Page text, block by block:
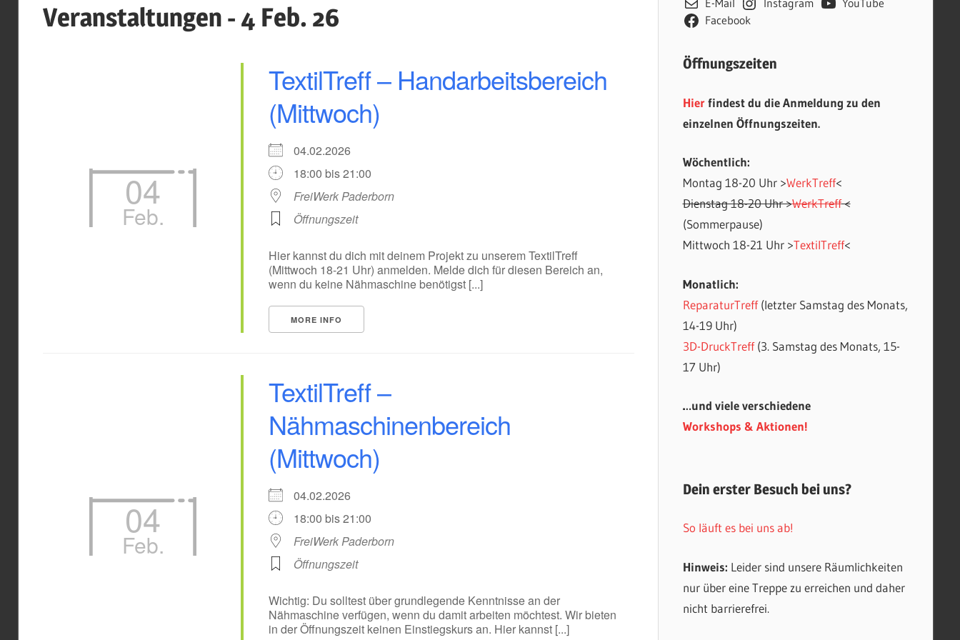
Veranstaltungen - 4 Feb. 26
04
Feb.
TextilTreff – Handarbeitsbereich
(Mittwoch)
04.02.2026
18:00 bis 21:00
FreiWerk Paderborn
Öffnungszeit
Hier kannst du dich mit deinem Projekt zu unserem TextilTreff
(Mittwoch 18-21 Uhr) anmelden. Melde dich für diesen Bereich an,
wenn du keine Nähmaschine benötigst [...]
MORE INFO
04
Feb.
TextilTreff –
Nähmaschinenbereich
(Mittwoch)
04.02.2026
18:00 bis 21:00
FreiWerk Paderborn
Öffnungszeit
Wichtig: Du solltest über grundlegende Kenntnisse an der
Nähmaschine verfügen, wenn du damit arbeiten möchtest. Wir bieten
in der Öffnungszeit keinen Einstiegskurs an. Hier kannst [...]
E-Mail Instagram
YouTube
Facebook
Öffnungszeiten
Hierfindest du die Anmeldung zu den
einzelnen Öffnungszeiten.
Wöchentlich:
Montag 18-20 Uhr >WerkTreff<
Dienstag 18-20 Uhr >WerkTreff<
(Sommerpause)
Mittwoch 18-21 Uhr >TextilTreff<
Monatlich:
ReparaturTreff(letzter Samstag des Monats,
14-19 Uhr)
3D-DruckTreff(3. Samstag des Monats, 15-
17 Uhr)
…und viele verschiedene
Workshops & Aktionen!
Dein erster Besuch bei uns?
So läuft es bei uns ab!
Hinweis: Leider sind unsere Räumlichkeiten
nur über eine Treppe zu erreichen und daher
nicht barrierefrei.